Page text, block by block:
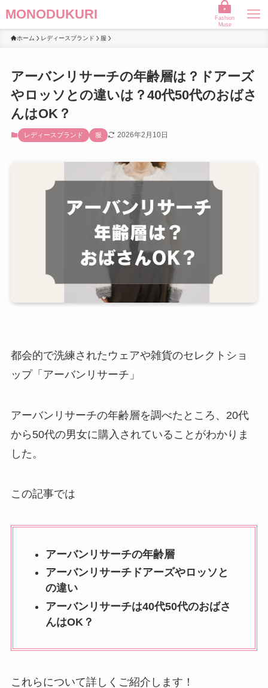
MONODUKURI Fashion
Muse
ホーム レディースブランド 服
アーバンリサーチの年齢層は？ドアーズ
やロッソとの違いは？40代50代のおばさ
んはOK？
レディースブランド 服 2026年2月10日
都会的で洗練されたウェアや雑貨のセレクトショ
ップ「アーバンリサーチ」
アーバンリサーチの年齢層を調べたところ、20代
から50代の男女に購入されていることがわかりま
した。
この記事では
アーバンリサーチの年齢層
アーバンリサーチドアーズやロッソと
の違い
アーバンリサーチは40代50代のおばさ
んはOK？
これらについて詳しくご紹介します！